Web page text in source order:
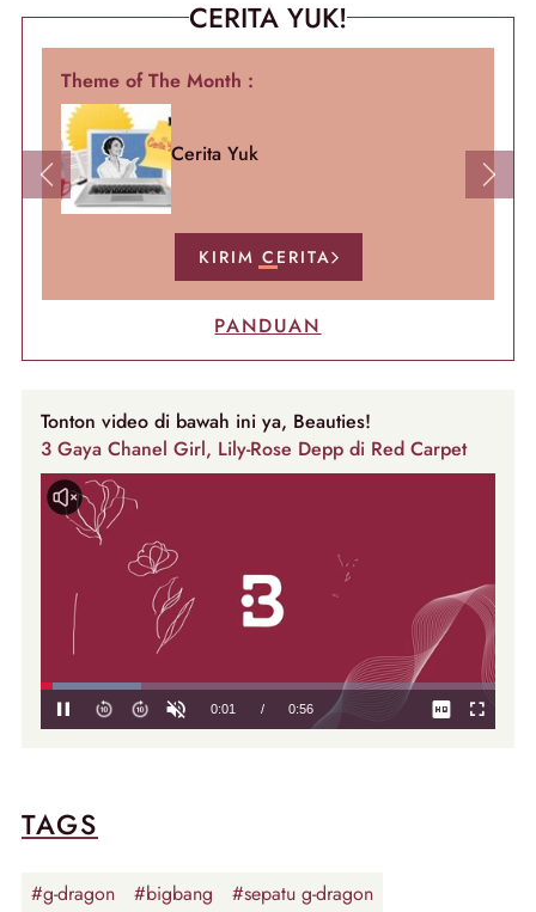
CERITA YUK!
Theme of The Month :
Cerita Yuk
KIRIM CERITA
Previous Next
PANDUAN
Tonton video di bawah ini ya, Beauties!
3 Gaya Chanel Girl, Lily-Rose Depp di Red Carpet
TAGS
#g-dragon #bigbang #sepatu g-dragon